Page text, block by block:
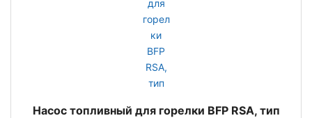
Насос топливный для горелки BFP RSA, тип